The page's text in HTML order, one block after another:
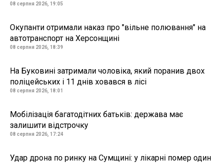
08 серпня 2026, 19:05
Окупанти отримали наказ про "вільне полювання" на
автотранспорт на Херсонщині
08 серпня 2026, 18:39
На Буковині затримали чоловіка, який поранив двох
поліцейських і 11 днів ховався в лісі
08 серпня 2026, 18:01
Мобілізація багатодітних батьків: держава має
залишити відстрочку
08 серпня 2026, 17:24
Удар дрона по ринку на Сумщині: у лікарні помер один